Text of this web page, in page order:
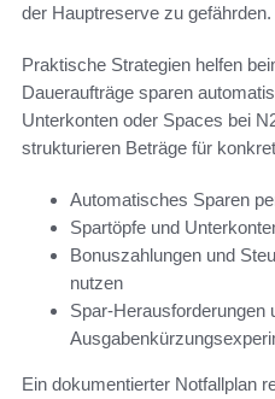
der Hauptreserve zu gefährden.
Praktische Strategien helfen
Daueraufträge sparen
Unterkonten oder Spaces bei
strukturieren Beträge für
Automatisches Sparen
Spartöpfe und
Bonuszahlungen und
nutzen
Spar-Herausforderungen
Ein dokumentierter Notfallplan